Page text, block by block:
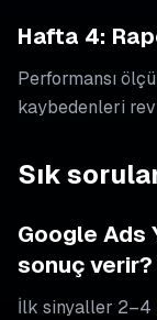
Hafta 4:
Performansı
kaybedenleri
Sık
Google Ads
sonuç verir?
İlk sinyaller 2–4